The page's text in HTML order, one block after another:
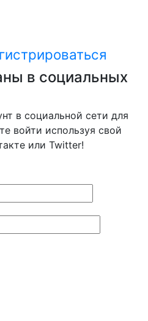
в социальных
в социальной сети для
войти используя свой
или Twitter!